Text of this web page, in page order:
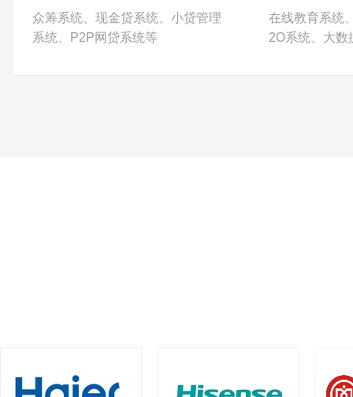
众筹系统、现金贷系统、小贷管理
系统、P2P网贷系统等
在线教育系统
2O系统、大数